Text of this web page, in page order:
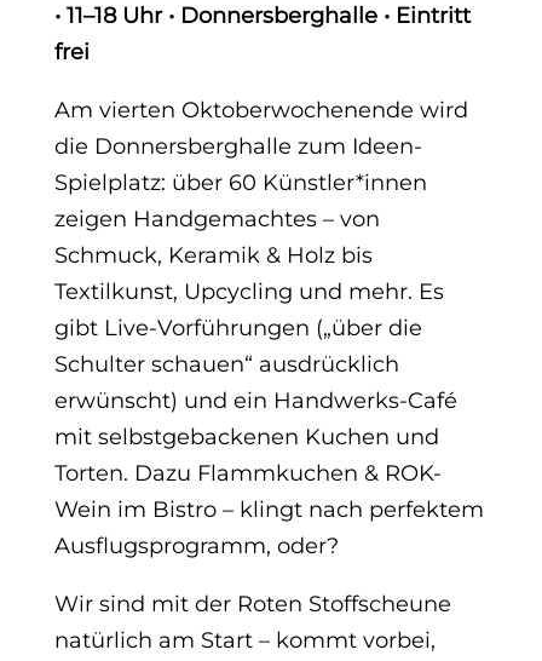
• 11–18 Uhr • Donnersberghalle • Eintritt
frei
Am vierten Oktoberwochenende wird
die Donnersberghalle zum Ideen-
Spielplatz: über 60 Künstler*innen
zeigen Handgemachtes – von
Schmuck, Keramik & Holz bis
Textilkunst, Upcycling und mehr. Es
gibt Live-Vorführungen („über die
Schulter schauen“ ausdrücklich
erwünscht) und ein Handwerks-Café
mit selbstgebackenen Kuchen und
Torten. Dazu Flammkuchen & ROK-
Wein im Bistro – klingt nach perfektem
Ausflugsprogramm, oder?
Wir sind mit der Roten Stoffscheune
natürlich am Start – kommt vorbei,